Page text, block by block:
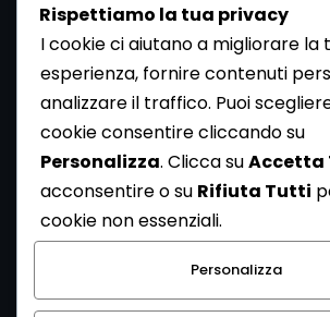
Newsletter
Se vuoi ricevere la Rivista gratuita di
dalla Redazione di ArcheoMedia iscriviti
Newsletter [Clicca Qui]
Con l'invio del messaggio l'utente
l’informativa sulla privacy e di
dei propri dati personali.
Rispettiamo la tua privacy
I cookie ci aiutano a migliorare la
esperienza, fornire contenuti
analizzare il traffico. Puoi
cookie consentire cliccando su
Personalizza. Clicca suAccetta
acconsentire o su Rifiuta Tutti
cookie non essenziali.
Personalizza